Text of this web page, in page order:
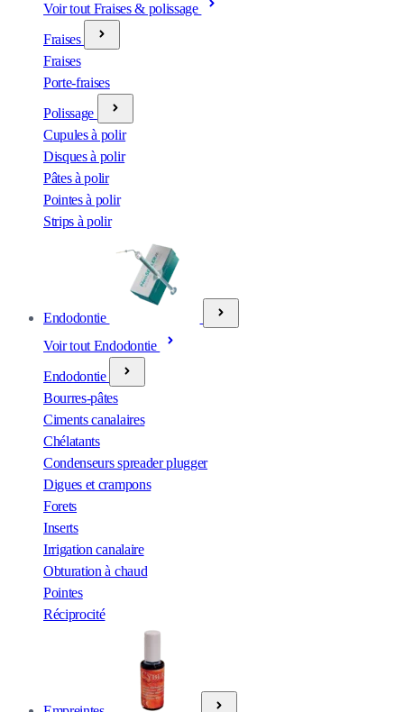
Voir tout Fraises & polissage
Fraises
Fraises
Porte-fraises
Polissage
Cupules à polir
Disques à polir
Pâtes à polir
Pointes à polir
Strips à polir
Endodontie
Voir tout Endodontie
Endodontie
Bourres-pâtes
Ciments canalaires
Chélatants
Condenseurs spreader plugger
Digues et crampons
Forets
Inserts
Irrigation canalaire
Obturation à chaud
Pointes
Réciprocité